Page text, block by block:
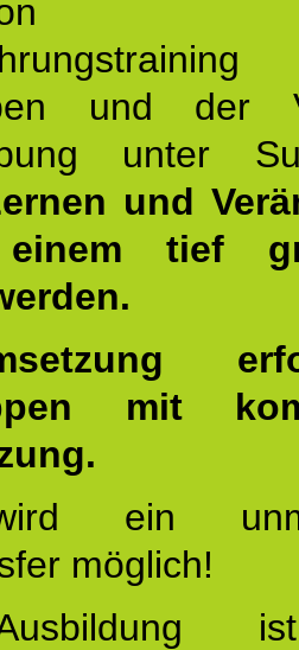
und der
unter
und
tief
mit
ein
möglich!